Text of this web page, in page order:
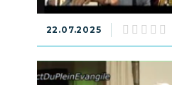
22.07.2025